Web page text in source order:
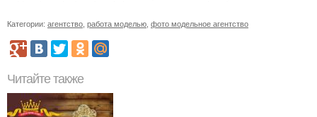
Категории: агентство работа моделью фото модельное агентство
Читайте также